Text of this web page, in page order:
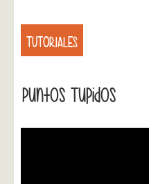
TUTORIALES
Puntos Tupidos